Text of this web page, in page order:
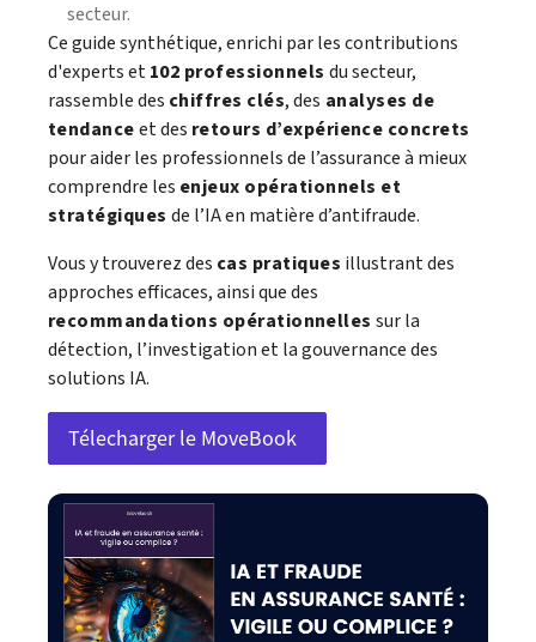
secteur.
Ce guide synthétique, enrichi par les contributions
d'experts et102 professionnels du secteur,
rassemble des chiffres clés, des analyses de
tendanceet des retours d’expérience concrets
pour aider les professionnels de l’assurance à mieux
comprendre les enjeux opérationnels et
stratégiques de l’IA en matière d’antifraude.
Vous y trouverez des cas pratiques illustrant des
approches efficaces, ainsi que des
recommandations opérationnelles sur la
détection, l’investigation et la gouvernance des
solutions IA.
Télecharger le MoveBook